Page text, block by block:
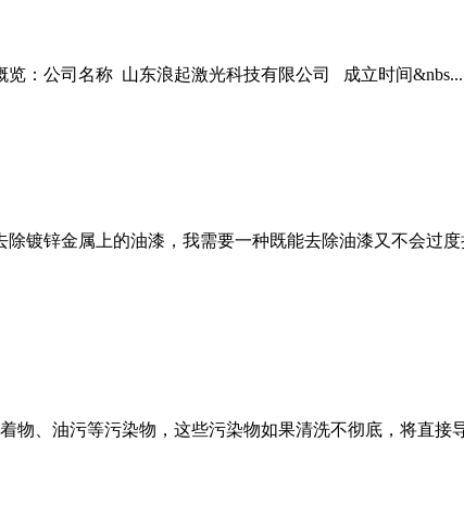
：公司名称 山东浪起激光科技有限公司 成立时间&nbs...
镀锌金属上的油漆，我需要一种既能去除油漆又不会过
、油污等污染物，这些污染物如果清洗不彻底，将直接